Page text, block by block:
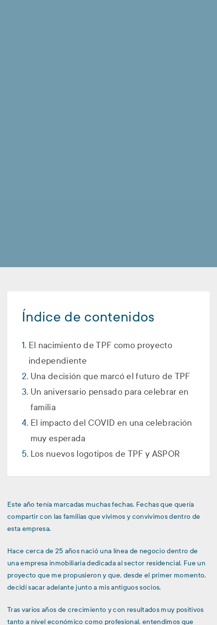
Índice de contenidos
El nacimiento de TPF como proyecto
independiente
Una decisión que marcó el futuro de TPF
Un aniversario pensado para celebrar en
familia
El impacto del COVID en una celebración
muy esperada
Los nuevos logotipos de TPF y ASPOR
Este año tenía marcadas muchas fechas. Fechas que quería
compartir con las familias que vivimos y convivimos dentro de
esta empresa.
Hace cerca de 25 años nació una línea de negocio dentro de
una empresa inmobiliaria dedicada al sector residencial. Fue un
proyecto que me propusieron y que, desde el primer momento,
decidí sacar adelante junto a mis antiguos socios.
Tras varios años de crecimiento y con resultados muy positivos
tanto a nivel económico como profesional, entendimos que